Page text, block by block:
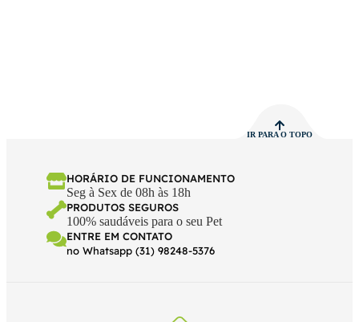
IR PARA O TOPO
HORÁRIO DE FUNCIONAMENTO
Seg à Sex de 08h às 18h
PRODUTOS SEGUROS
100% saudáveis para o seu Pet
ENTRE EM CONTATO
no Whatsapp (31) 98248-5376